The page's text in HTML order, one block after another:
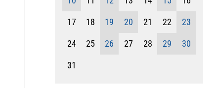
17 18 19 20 21 22 23
24 25 26 27 28 29 30
31